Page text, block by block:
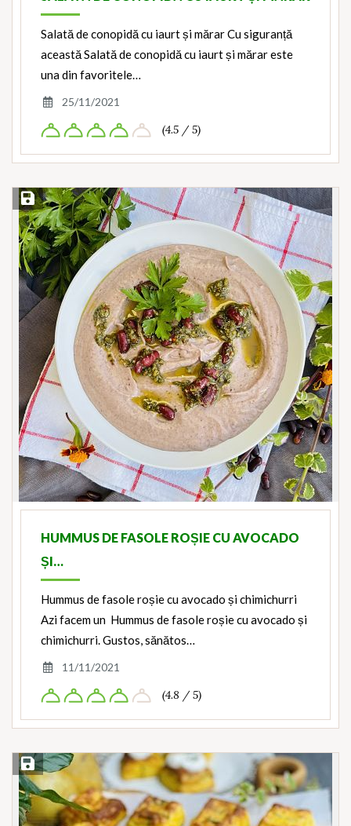
Salată de conopidă cu iaurt și mărar Cu siguranță
această Salată de conopidă cu iaurt și mărar este
una din favoritele…
25/11/2021
(4.5 / 5)
Save Recipe
HUMMUS DE FASOLE ROȘIE CU AVOCADO
ȘI…
Hummus de fasole roșie cu avocado și chimichurri
Azi facem un Hummus de fasole roșie cu avocado și
chimichurri. Gustos, sănătos…
11/11/2021
(4.8 / 5)
Save Recipe